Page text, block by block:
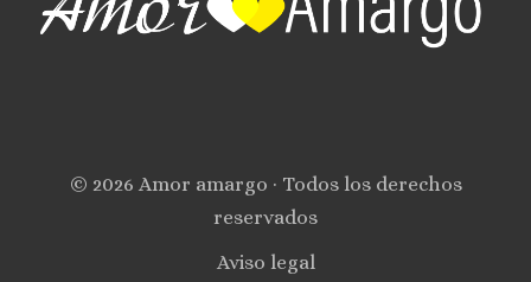
© 2026 Amor amargo · Todos los derechos
reservados
Aviso legal